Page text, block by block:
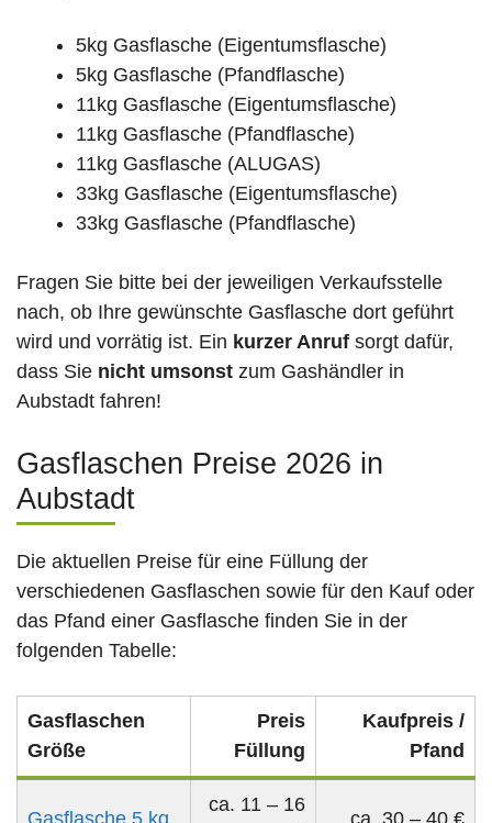
5kg Gasflasche (Eigentumsflasche)
5kg Gasflasche (Pfandflasche)
11kg Gasflasche (Eigentumsflasche)
11kg Gasflasche (Pfandflasche)
11kg Gasflasche (ALUGAS)
33kg Gasflasche (Eigentumsflasche)
33kg Gasflasche (Pfandflasche)
Fragen Sie bitte bei der jeweiligen Verkaufsstelle
nach, ob Ihre gewünschte Gasflasche dort geführt
wird und vorrätig ist. Ein kurzer Anruf sorgt dafür,
dass Sie nicht umsonst zum Gashändler in
Aubstadt fahren!
Gasflaschen Preise 2026 in
Aubstadt
Die aktuellen Preise für eine Füllung der
verschiedenen Gasflaschen sowie für den Kauf oder
das Pfand einer Gasflasche finden Sie in der
folgenden Tabelle:
Gasflaschen
Größe
Preis
Füllung
Kaufpreis /
Pfand
ca. 11 – 16